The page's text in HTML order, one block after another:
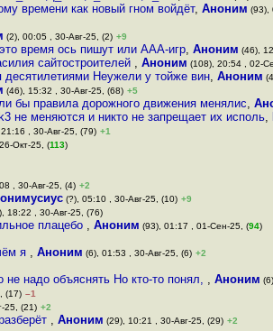
времени как новый гном войдёт, Аноним (93),
(2), 00:05 , 30-Авг-25, (2) +9
время ось пишут или ААА-игр, Аноним (46),
сайтостроителей , Аноним (108), 20:54 , 02-
Неужели у тойже вин, Аноним
(46), 15:32 , 30-Авг-25, (68) +5
бы правила дорожного движения менялис,
не меняются и никто не запрещает их исполь,
, 30-Авг-25, (79) +1
Окт-25, (113)
, 30-Авг-25, (4) +2
(?), 05:10 , 30-Авг-25, (10) +9
18:22 , 30-Авг-25, (76)
плацебо , Аноним (93), 01:17 , 01-Сен-25, (94)
я , Аноним (6), 01:53 , 30-Авг-25, (6) +2
не надо объяснять Но кто-то понял, , Аноним
(17) –1
25, (21) +2
, Аноним (29), 10:21 , 30-Авг-25, (29) +2